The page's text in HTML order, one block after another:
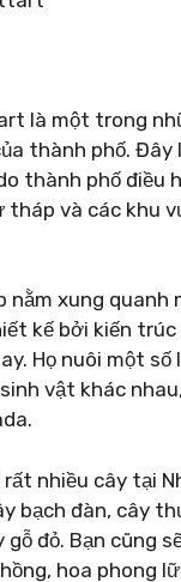
là một trong
thành phố. Đây
thành phố điều
tháp và các khu
nằm xung quanh
kế bởi kiến ​​trúc
Họ nuôi một
vật khác
nhiều cây tại
bạch đàn, cây
gỗ đỏ. Bạn cũng
hoa phong